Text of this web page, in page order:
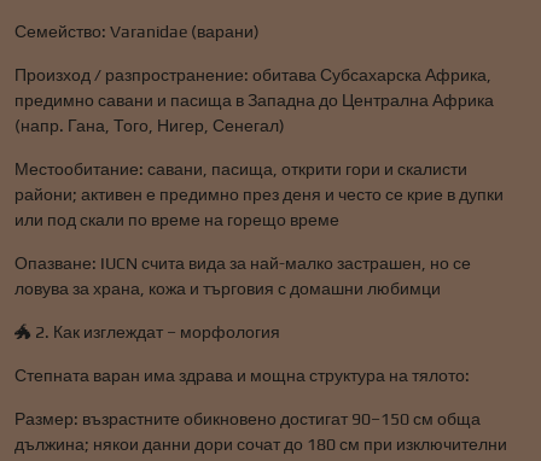
Семейство: Varanidae (варани)
Произход / разпространение: обитава Субсахарска Африка,
предимно савани и пасища в Западна до Централна Африка
(напр. Гана, Того, Нигер, Сенегал)
Местообитание: савани, пасища, открити гори и скалисти
райони; активен е предимно през деня и често се крие в дупки
или под скали по време на горещо време
Опазване: IUCN счита вида за най-малко застрашен, но се
ловува за храна, кожа и търговия с домашни любимци
🐲 2. Как изглеждат – морфология
Степната варан има здрава и мощна структура на тялото:
Размер: възрастните обикновено достигат 90–150 см обща
дължина; някои данни дори сочат до 180 см при изключителни